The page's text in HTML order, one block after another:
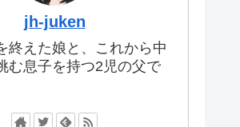
jh-juken
終えた娘と、これから中
む息子を持つ2児の父で